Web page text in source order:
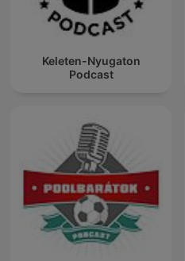
Keleten-Nyugaton
Podcast